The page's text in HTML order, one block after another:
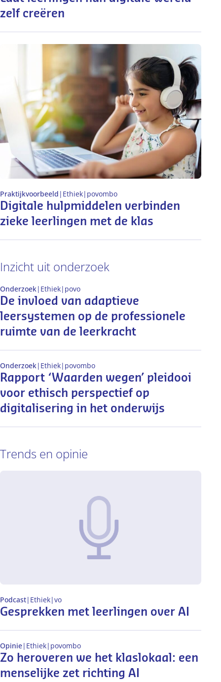
zelf creëren
Digitale hulpmiddelen verbinden
zieke leerlingen met de klas
Praktijkvoorbeeld | Ethiek| povombo
Inzicht uit onderzoek
De invloed van adaptieve
leersystemen op de professionele
ruimte van de leerkracht
Onderzoek| Ethiek| povo
Rapport ‘Waarden wegen’ pleidooi
voor ethisch perspectief op
digitalisering in het onderwijs
Onderzoek| Ethiek| povombo
Trends en opinie
Gesprekken met leerlingen over AI
Podcast| Ethiek|vo
Zo heroveren we het klaslokaal: een
menselijke zet richting AI
Opinie| Ethiek| povombo